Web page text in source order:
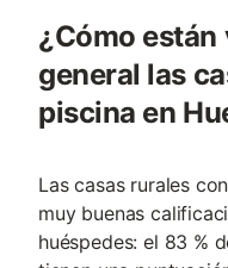
¿Cómo están
general las
piscina en
Las casas rurales
muy buenas
huéspedes: el 83 %